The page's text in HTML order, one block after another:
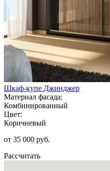
Шкаф-купе Джинджер
Материал фасада:
Комбинированный
Цвет:
Коричневый
от 35 000 руб.
Рассчитать